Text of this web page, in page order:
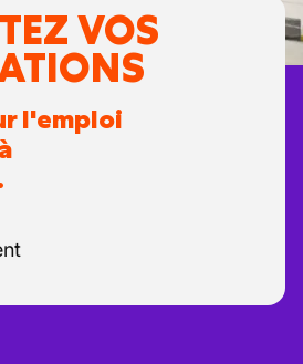
VOS
l'emploi